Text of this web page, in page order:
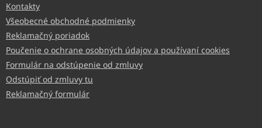
Kontakty
Všeobecné obchodné podmienky
Reklamačný poriadok
Poučenie o ochrane osobných údajov a používaní cookies
Formulár na odstúpenie od zmluvy
Odstúpiť od zmluvy tu
Reklamačný formulár